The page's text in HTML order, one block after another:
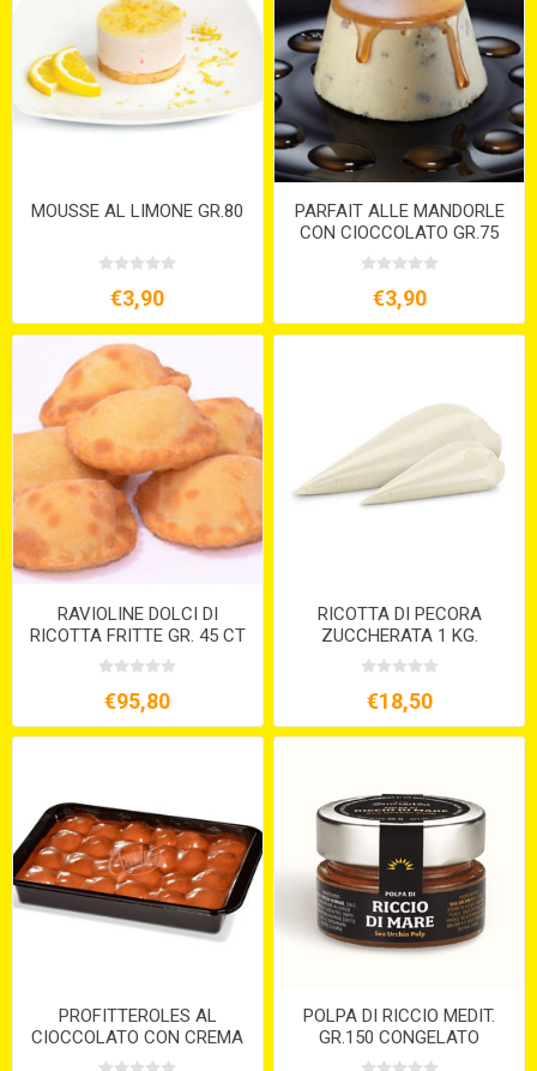
MOUSSE AL LIMONE GR.80
€3,90
PARFAIT ALLE MANDORLE
CON CIOCCOLATO GR.75
S/G
€3,90
RAVIOLINE DOLCI DI
RICOTTA FRITTE GR. 45 CT
KG.6
€95,80
RICOTTA DI PECORA
ZUCCHERATA 1 KG.
€18,50
PROFITTEROLES AL
CIOCCOLATO CON CREMA
CHANTILLY KG.1,2
POLPA DI RICCIO MEDIT.
GR.150 CONGELATO